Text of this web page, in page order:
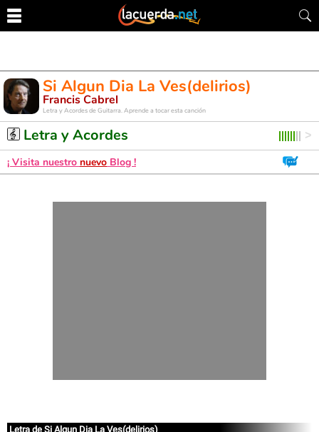
Si Algun Dia La Ves(delirios)
Francis Cabrel
Letra y Acordes de Guitarra. Aprende a tocar esta canción
Letra y Acordes
¡ Visita nuestro nuevo Blog !
Letra de Si Algun Dia La Ves(delirios)